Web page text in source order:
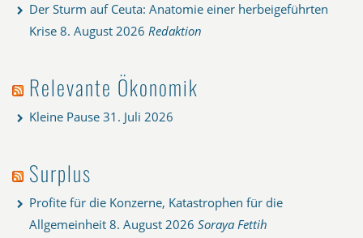
Der Sturm auf Ceuta: Anatomie einer herbeigeführten
Krise 8. August 2026 Redaktion
Relevante Ökonomik
Kleine Pause 31. Juli 2026
Surplus
Profite für die Konzerne, Katastrophen für die
Allgemeinheit 8. August 2026 Soraya Fettih